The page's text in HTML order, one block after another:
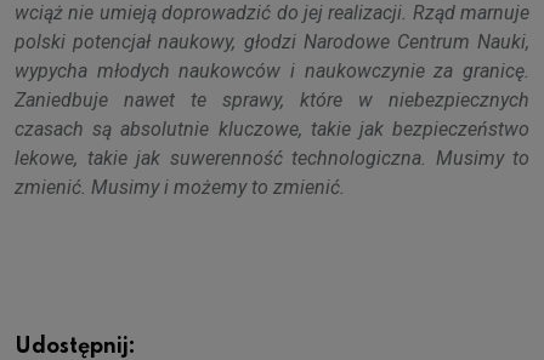
wciąż nie umieją doprowadzić do jej realizacji. Rząd marnuje
polski potencjał naukowy, głodzi Narodowe Centrum Nauki,
wypycha młodych naukowców i naukowczynie za granicę.
Zaniedbuje nawet te sprawy, które w niebezpiecznych
czasach są absolutnie kluczowe, takie jak bezpieczeństwo
lekowe, takie jak suwerenność technologiczna. Musimy to
zmienić. Musimy i możemy to zmienić.
Udostępnij: